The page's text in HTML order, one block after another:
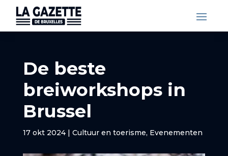
De beste
breiworkshops in
Brussel
17 okt 2024| Cultuur en toerisme, Evenementen